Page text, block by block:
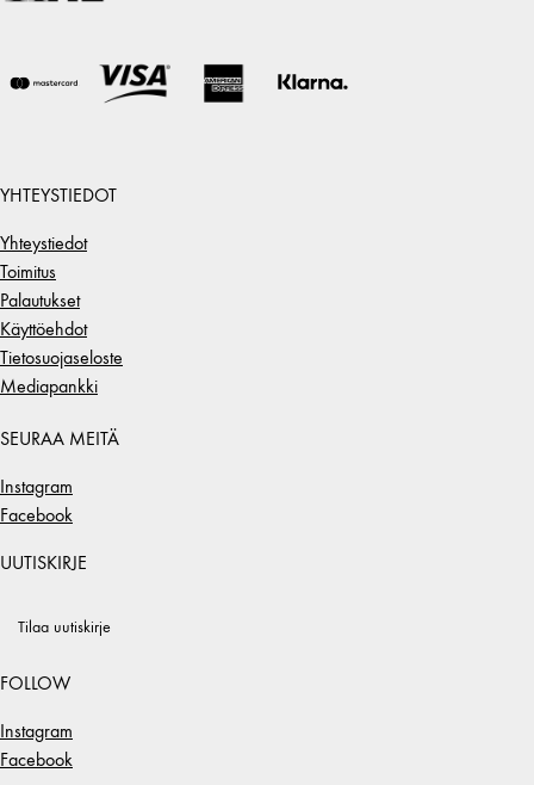
YHTEYSTIEDOT
Yhteystiedot
Toimitus
Palautukset
Käyttöehdot
Tietosuojaseloste
Mediapankki
SEURAA MEITÄ
Instagram
Facebook
UUTISKIRJE
Tilaa uutiskirje
FOLLOW
Instagram
Facebook